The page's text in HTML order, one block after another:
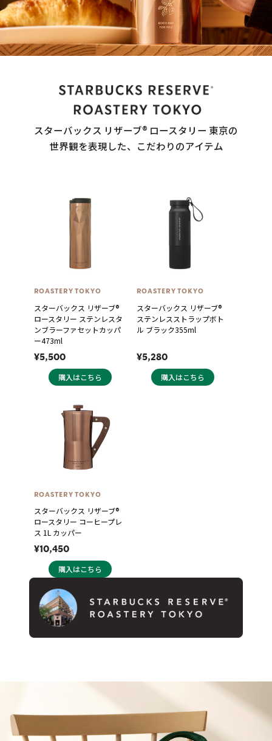
スターバックス リザーブ® ロースタリー 東京の
世界観を表現した、こだわりのアイテム
ROASTERY TOKYO
スターバックス リザーブ®
ロースタリー ステンレスタ
ンブラーファセットカッパ
ー473ml
¥5,500
購入はこちら
ROASTERY TOKYO
スターバックス リザーブ®
ステンレスストラップボト
ル ブラック355ml
¥5,280
購入はこちら
ROASTERY TOKYO
スターバックス リザーブ®
ロースタリー コーヒープレ
ス 1L カッパー
¥10,450
購入はこちら